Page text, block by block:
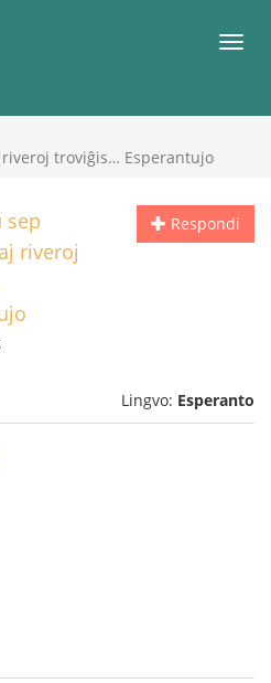
troviĝis… Esperantujo
Respondi
sep
riveroj
Lingvo: Esperanto